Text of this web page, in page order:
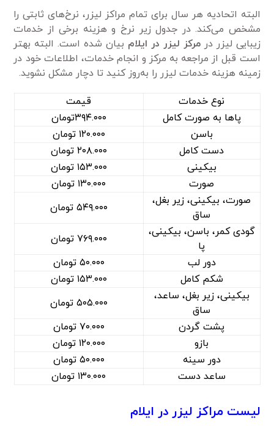
البته اتحادیه هر سال برای تمام مراکز لیزر، نرخ‌های ثابتی را
مشخص می‌کند. در جدول زیر نرخ و هزینه برخی از خدمات
زیبایی لیزر درمرکز لیزر در ایلام بیان شده است. البته بهتر
است قبل از مراجعه به مرکز و انجام خدمات، اطلاعات خود در
زمینه هزینه خدمات لیزر را به‌روز کنید تا دچار مشکل نشوید.
نوع خدمات
قیمت
پا‌ها به صورت کامل
۳۹۴.۰۰۰تومان
باسن
۱۲۰.۰۰۰ تومان
دست کامل
۲۰۸.۰۰۰ تومان
بیکینی
۱۵۳.۰۰۰ تومان
صورت
۱۳۰.۰۰۰ تومان
صورت، بیکینی، زیر بغل،
ساق
۵۴۹.۰۰۰ تومان
گودی کمر، باسن، بیکینی،
پا
۷۶۹.۰۰۰ تومان
دور لب
۵۰.۰۰۰ تومان
شکم کامل
۱۵۳.۰۰۰ تومان
بیکینی، زیر بغل، ساعد،
ساق
۵۰۵.۰۰۰ تومان
پشت گردن
۷۰.۰۰۰ تومان
بازو
۱۲۰.۰۰۰ تومان
دور سینه
۵۰.۰۰۰ تومان
ساعد دست
۱۳۰.۰۰۰ تومان
لیست مراکز لیزر در ایلام